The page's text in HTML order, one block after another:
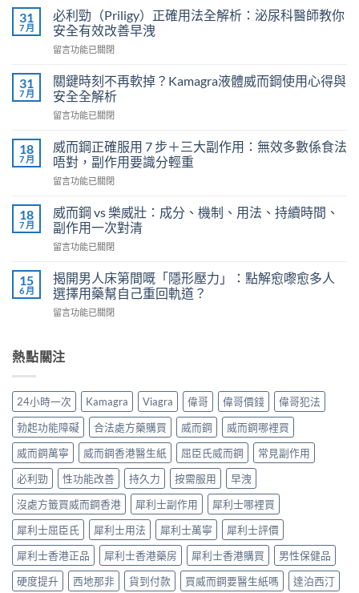
31
7 月
必利勁（Priligy）正確用法全解析：泌尿科醫師教你
安全有效改善早洩
在
利
勁
（Priligy）
正
用
法
全
解
泌
尿
醫
教
你
安
效
改
早
洩〉
中
留言功能已關閉
31
7 月
關鍵時刻不再軟掉？Kamagra液體威而鋼使用心得與
安全全解析
在
鍵
時
刻
不
軟
掉？
Kamagra
液
威
而
使
得
全
全
解
析〉
中
留言功能已關閉
18
7 月
威而鋼正確服用 7 步＋三大副作用：無效多數係食法
唔對，副作用要識分輕重
在
而
鋼
正
確
用
7
步
＋
副
效
多
數
係
食
唔
對，
副
作
用
要
識
分
留言功能已關閉
18
7 月
威而鋼 vs 樂威壯：成分、機制、用法、持續時間、
副作用一次對清
在
而
鋼
vs
樂
成
制、
用
法、
持
續
時
間、
副
作
用
一
次
對
清〉
中
留言功能已關閉
15
6 月
揭開男人床第間嘅「隱形壓力」：點解愈嚟愈多人
選擇用藥幫自己重回軌道？
在
男
人
第
嘅
「隱
形
壓
力」：
點
解
愈
嚟
愈
多
人
選
留言功能已關閉
熱點關注
24小時一次 Kamagra Viagra 偉哥 偉哥價錢
偉哥犯法
勃起功能障礙
合法處方藥購買 威而鋼
威而鋼哪裡買
威而鋼萬寧
威而鋼香港醫生紙 屈臣氏威而鋼
常見副作用
必利勁
性功能改善 持久力 按需服用
早洩
沒處方籤買威而鋼香港
犀利士副作用
犀利士哪裡買
犀利士屈臣氏
犀利士用法 犀利士萬寧
犀利士評價
犀利士香港正品
犀利士香港藥房 犀利士香港購買
男性保健品
硬度提升
西地那非 貨到付款 買威而鋼要醫生紙嗎 達泊西汀